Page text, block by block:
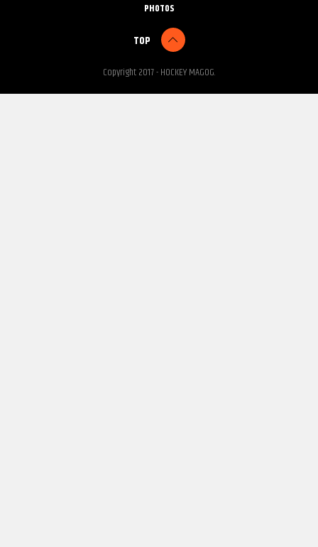
PHOTOS
TOP
Copyright 2017 - HOCKEY MAGOG.